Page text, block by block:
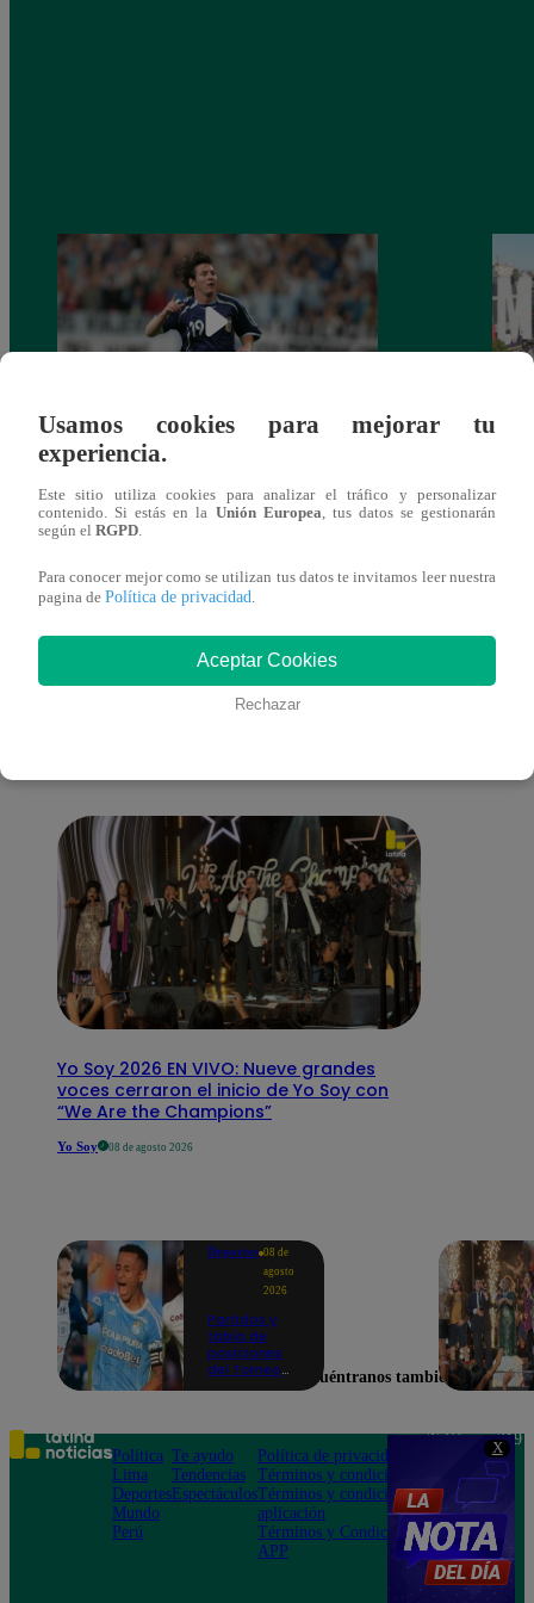
X
Messi, a 19 años de su debut en los
Mundiales
También te puede
Yo Soy 2026 EN VIVO: Nueve grandes
voces cerraron el inicio de Yo Soy con
“We Are the Champions”
Yo Soy 08 de agosto 2026
Deportes 08 de
agosto
2026
Partidos y
tabla de
posiciones
del Torneo
en la fecha 4
Usamos cookies para mejorar tu
experiencia.
Este sitio utiliza cookies para analizar el tráfico y personalizar
contenido. Si estás en la Unión Europea, tus datos se gestionarán
según el RGPD.
Para conocer mejor como se utilizan tus datos te invitamos leer nuestra
pagina de Política de privacidad.
Aceptar Cookies
Rechazar
Encuéntranos también en
Política
Lima
Deportes
Mundo
Perú
Te ayudo
Tendencias
Espectáculos
Política de privacidad
Términos y condiciones
Términos y condiciones
aplicación
Términos y Condiciones
APP
Teléfono: 219
Av. San
Felipe 968
Jesús María